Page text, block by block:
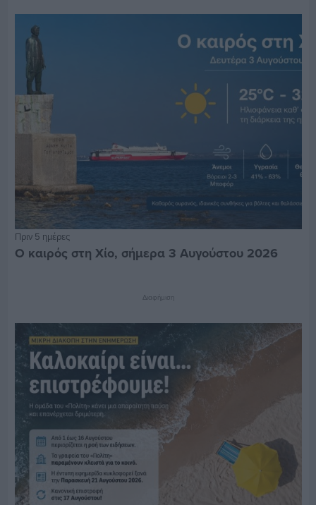
Πριν 5 ημέρες
Ο καιρός στη Χίο, σήμερα 3 Αυγούστου 2026
Διαφήμιση